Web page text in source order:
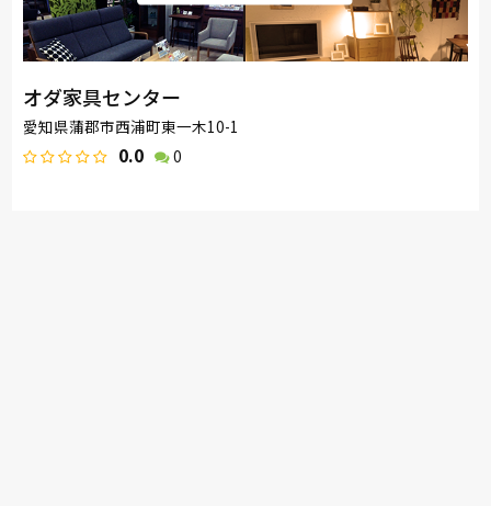
オダ家具センター
愛知県蒲郡市西浦町東一木10-1
0.0 0